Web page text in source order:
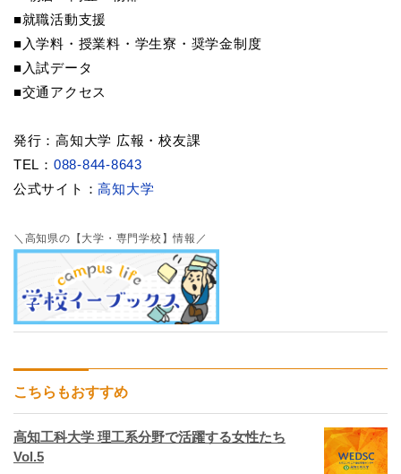
■就職活動支援
■入学料・授業料・学生寮・奨学金制度
■入試データ
■交通アクセス
発行：高知大学 広報・校友課
TEL： 088-844-8643
公式サイト：高知大学
＼高知県の【大学・専門学校】情報／
こちらもおすすめ
高知工科大学 理工系分野で活躍する女性たち
Vol.5